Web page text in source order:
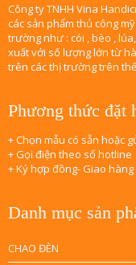
Công ty TNHH Vina
các sản phẩm thủ công
trường như : cói , bèo ,
xuất với số lượng lớn từ
trên các thị trường trên
Phương thức đặt
+ Chọn mẫu có sẵn hoặc
+ Gọi điện theo số hotline
+ Ký hợp đồng- Giao hàng
Danh mục sản
CHAO ĐÈN